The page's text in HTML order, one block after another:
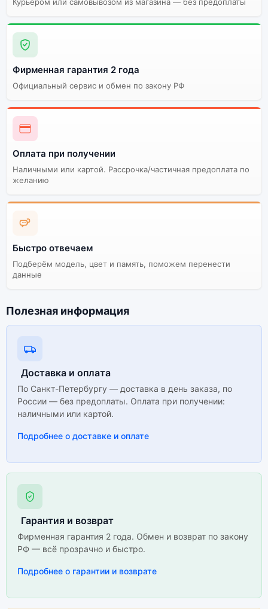
Фирменная гарантия 2 года
Официальный сервис и обмен по закону РФ
Оплата при получении
Наличными или картой. Рассрочка/частичная предоплата по
желанию
Быстро отвечаем
Подберём модель, цвет и память, поможем перенести
данные
Полезная информация
Доставка и оплата
По Санкт-Петербургу — доставка в день заказа, по
России — без предоплаты. Оплата при получении:
наличными или картой.
Подробнее о доставке и оплате
Гарантия и возврат
Фирменная гарантия 2 года. Обмен и возврат по закону
РФ — всё прозрачно и быстро.
Подробнее о гарантии и возврате